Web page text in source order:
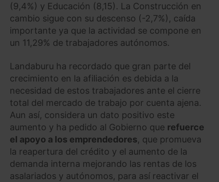
(9,4%) y Educación (8,15). La Construcción en
cambio sigue con su descenso (-2,7%), caída
importante ya que la actividad se compone en
un 11,29% de trabajadores autónomos.
Landaburu ha recordado que gran parte del
crecimiento en la afiliación es debida a la
necesidad de estos trabajadores ante el cierre
total del mercado de trabajo por cuenta ajena.
Aun así, considera un dato positivo este
aumento y ha pedido al Gobierno que refuerce
el apoyo a los emprendedores, que promueva
la reapertura del crédito y el aumento de la
demanda interna mejorando las rentas de los
asalariados y autónomos, para así reactivar el